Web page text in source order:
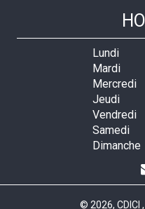
Lundi
Mardi
Mercredi
Jeudi
Vendredi
Samedi
Dimanche
© 2026, CDICI